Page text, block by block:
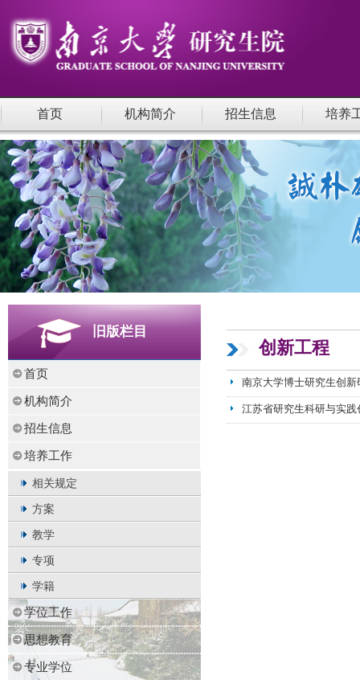
首页 机构简介 招生信息 培养
旧版栏目
首页
机构简介
招生信息
培养工作
相关规定
方案
教学
专项
学籍
学位工作
思想教育
专业学位
创新工程
南京大学博士研究生创
江苏省研究生科研与实